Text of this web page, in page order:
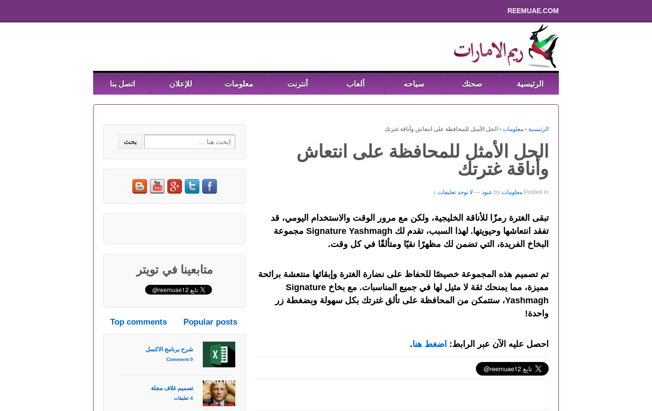
REEMUAE.COM
الرئيسية صحتك سياحه ألعاب أنترنت معلومات للإعلان اتصل بنا
الرئيسية › معلومات › الحل الأمثل للمحافظة على انتعاش وأناقة غترتك
الحل الأمثل للمحافظة على انتعاش
وأناقة غترتك
Posted in معلومات by عنود — لا توجد تعليقات ↓
تبقى الغترة رمزًا للأناقة الخليجية، ولكن مع مرور الوقت والاستخدام اليومي، قد
تفقد انتعاشها وحيويتها. لهذا السبب، تقدم لك Signature Yashmagh مجموعة
البخاخ الفريدة، التي تضمن لك مظهرًا نقيًا ومتألقًا في كل وقت.
تم تصميم هذه المجموعة خصيصًا للحفاظ على نضارة الغترة وإبقائها منتعشة برائحة
مميزة، مما يمنحك ثقة لا مثيل لها في جميع المناسبات. مع
بخاخ Signature
Yashmagh، ستتمكن من المحافظة على تألق غترتك بكل سهولة وبضغطة زر
واحدة!
احصل عليه الآن عبر الرابط: اضغط هنا.
Search for:
متابعينا في تويتر
Popular posts
Top comments
شرح برنامج الاكسل
0 Comment
تصميم غلاف مجلة
4 تعليقات